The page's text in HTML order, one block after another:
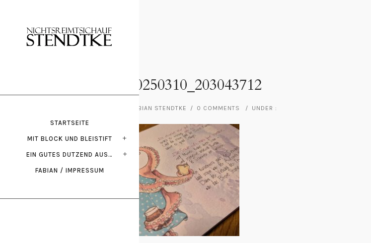
STARTSEITE
MIT BLOCK UND BLEISTIFT
EIN GUTES DUTZEND AUS…
FABIAN / IMPRESSUM
PXL_20250310_203043712
POSTED BY : FABIAN STENDTKE / 0 COMMENTS / UNDER :